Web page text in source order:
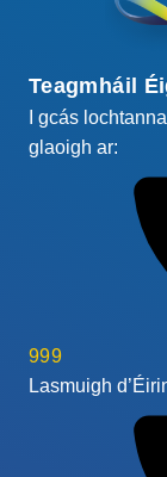
Teagmháil
I gcás
glaoigh ar:
999
Lasmuigh